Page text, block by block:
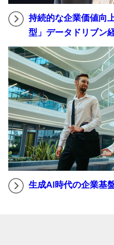
持続的な企業価値向
型」データドリブン
生成AI時代の企業基